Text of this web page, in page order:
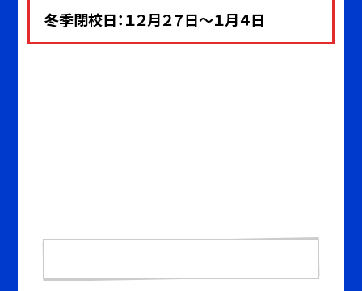
冬季閉校日：１２月２７日～１月４日